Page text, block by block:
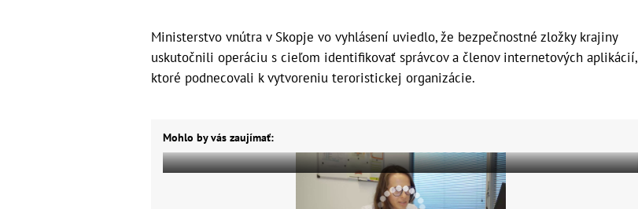
Ministerstvo vnútra v Skopje vo vyhlásení uviedlo, že bezpečnostné zložky krajiny
uskutočnili operáciu s cieľom identifikovať správcov a členov internetových aplikácií,
ktoré podnecovali k vytvoreniu teroristickej organizácie.
Mohlo by vás zaujímať: